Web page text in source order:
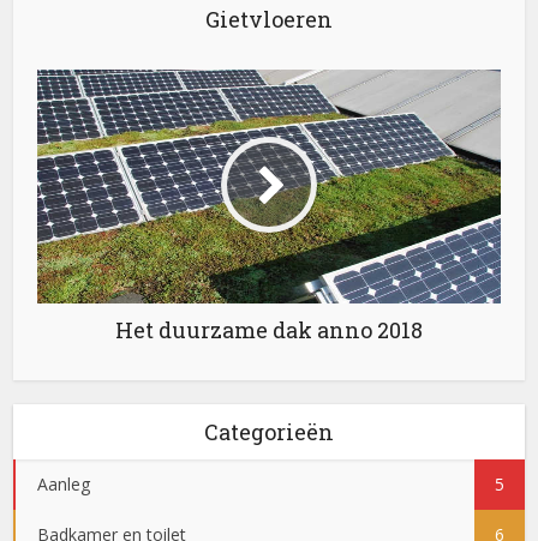
Gietvloeren
Het duurzame dak anno 2018
Categorieën
Aanleg 5
Badkamer en toilet 6